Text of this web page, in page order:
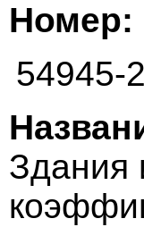
Номер:
54945-
Здания